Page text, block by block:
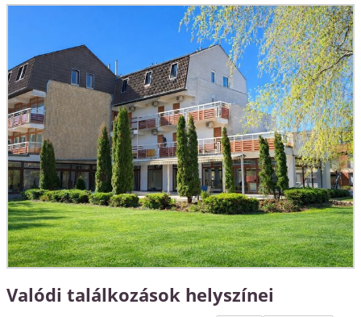
Valódi találkozások helyszínei